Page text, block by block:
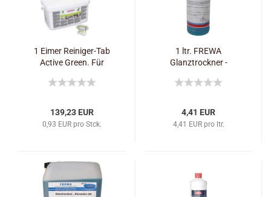
1 Eimer Reiniger-Tab
Active Green. Für
Classic.
139,23 EUR
0,93 EUR pro Stck.
1 ltr. FREWA
Glanztrockner -
4,41 EUR
4,41 EUR pro ltr.